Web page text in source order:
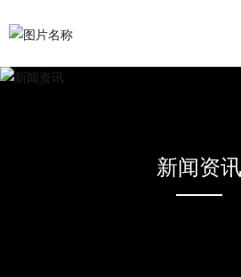
新闻资讯